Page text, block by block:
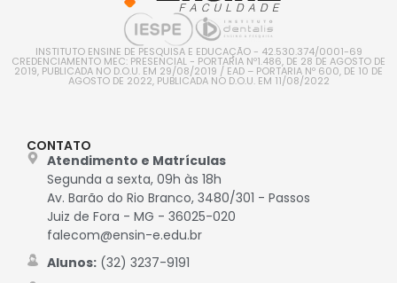
INSTITUTO ENSINE DE PESQUISA E EDUCAÇÃO - 42.530.374/0001-69
CREDENCIAMENTO MEC: PRESENCIAL - PORTARIA Nº1.486, DE 28 DE AGOSTO DE
2019, PUBLICADA NO D.O.U. EM 29/08/2019 / EAD – PORTARIA Nº 600, DE 10 DE
AGOSTO DE 2022, PUBLICADA NO D.O.U. EM 11/08/2022
CONTATO
Atendimento e Matrículas
Segunda a sexta, 09h às 18h
Av. Barão do Rio Branco, 3480/301 - Passos
Juiz de Fora - MG - 36025-020
falecom@ensin-e.edu.br
Alunos:(32) 3237-9191